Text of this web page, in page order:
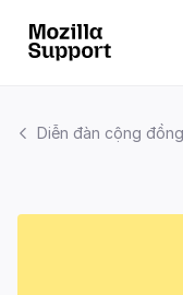
Diễn đàn cộng đồng